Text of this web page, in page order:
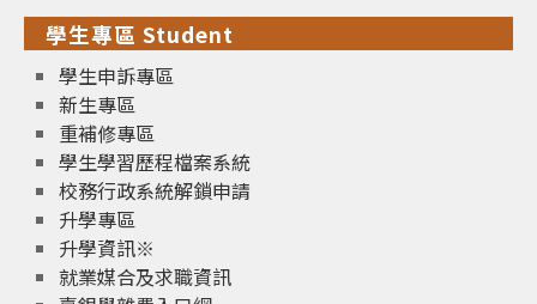
學生專區 Student
學生申訴專區
新生專區
重補修專區
學生學習歷程檔案系統
校務行政系統解鎖申請
升學專區
升學資訊※
就業媒合及求職資訊